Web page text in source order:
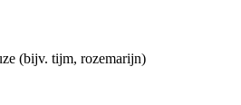
(bijv. tijm, rozemarijn)